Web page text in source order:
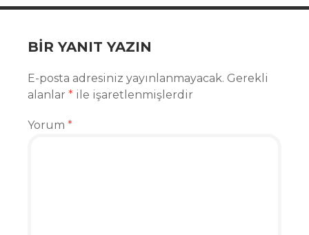
BIR YANIT YAZIN
E-posta adresiniz yayınlanmayacak. Gerekli
alanlar * ile işaretlenmişlerdir
Yorum *